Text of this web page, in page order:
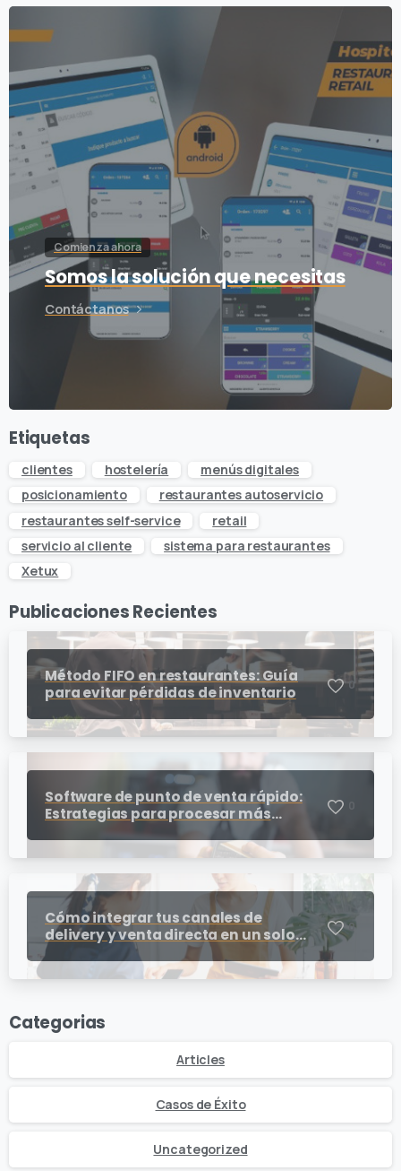
Comienza ahora
Somos la solución que necesitas
Contáctanos
Etiquetas
clientes hostelería
menús digitales
posicionamiento
restaurantes autoservicio
restaurantes self-service
retail
servicio al cliente
sistema para restaurantes
Xetux
Publicaciones Recientes
Método FIFO en restaurantes: Guía
para evitar pérdidas de inventario
0
Software de punto de venta rápido:
Estrategias para procesar más
cobros en horas pico
Cómo integrar tus canales de
delivery y venta directa en un solo
punto de venta para restaurantes
0
Categorias
Articles
Casos de Éxito
Uncategorized